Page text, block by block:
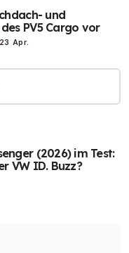
und
PV5 Cargo vor
23 Apr.
(2026) im Test:
VW ID. Buzz?